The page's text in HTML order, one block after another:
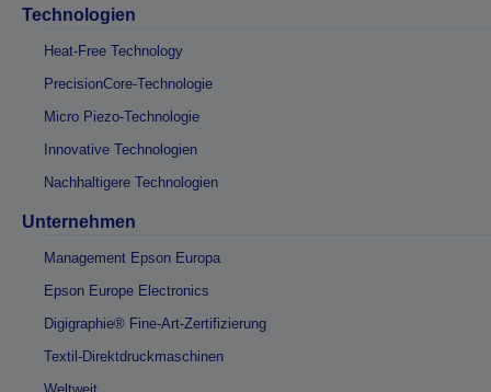
Technologien
Heat-Free Technology
PrecisionCore-Technologie
Micro Piezo-Technologie
Innovative Technologien
Nachhaltigere Technologien
Unternehmen
Management Epson Europa
Epson Europe Electronics
Digigraphie® Fine-Art-Zertifizierung
Textil-Direktdruckmaschinen